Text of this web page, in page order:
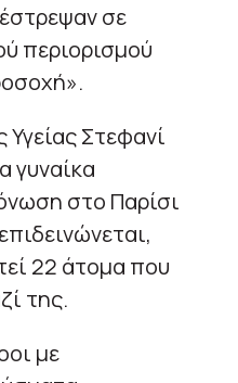
σε
περιορισμού
Υγείας Στεφανί
γυναίκα
στο Παρίσι
22 άτομα που
της.
με